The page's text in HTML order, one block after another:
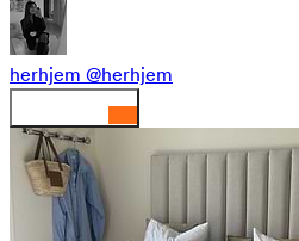
herhjem @herhjem